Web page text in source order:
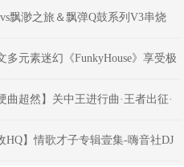
飘渺之旅＆飘弹Q鼓系列V3串烧
多元素迷幻《FunkyHouse》享受极
曲超然】关中王进行曲·王者出征·
彦航
HQ】情歌才子专辑壹集-嗨音社DJ